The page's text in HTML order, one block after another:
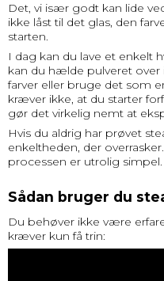
Det, vi især godt kan lide
ikke låst til det glas, den
starten.
I dag kan du lave et enkelt
kan du hælde pulveret
farver eller bruge det som
kræver ikke, at du starter
gør det virkelig nemt at
Hvis du aldrig har prøvet
enkeltheden, der
processen er utrolig simpel.
Sådan bruger du
Du behøver ikke være
kræver kun få trin: